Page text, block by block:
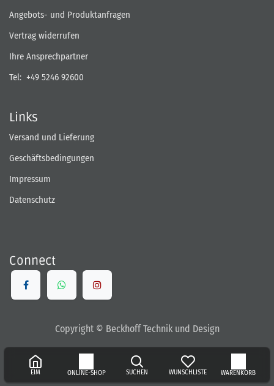
EIM ONLINE-SHOP SUCHEN WUNSCHLISTE WARENKORB
Angebots- und Produktanfragen
Vertrag widerrufen
Ihre Ansprechpartner
Tel: +49 5246 92600
Links
Versand und Lieferung
Geschäftsbedingungen
Impressum
Datenschutz
Connect
Copyright © Beckhoff Technik und Design